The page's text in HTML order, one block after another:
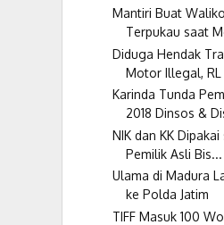
Mantiri Buat
Terpukau saat
Diduga Hendak
Motor Illegal, RL
Karinda Tunda
2018 Dinsos &
NIK dan KK
Pemilik Asli Bis...
Ulama di Madura
ke Polda Jatim
TIFF Masuk 100